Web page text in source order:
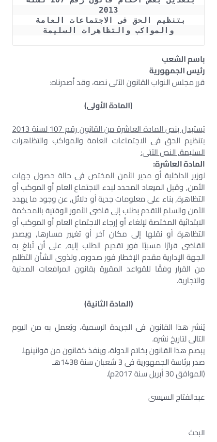
2013
والمواكب والتظاهرات السليمة
باسم الشعب
رئيس الجمهورية
قرر مجلس النواب القانون الآتى نصه، وقد أصدرناه:
(المادة الأولى)
يُستبدل بنص المادة العاشرة من القانون رقم 107 لسنة 2013
بتنظيم الحق فى الاجتماعات العامة والمواكب والتظاهرات
السليمة, النص الآتى:
المادة العاشرة:
لوزير الداخلية أو مدير الأمن المختص فى حالة حصول جهات
الأمن, وقبل الميعاد المحدد لبدء الاجتماع العام أو الموكب أو
التظاهرة, بناء على معلومات جدية أو دلائل, عن وجود ما يهدد
الأمن والسلم التقدم بطلب إلى قاضى الأمور الوقتية بالمحكمة
الابتدائية المختصة لإلغاء أو إرجاء الاجتماع العام أو الموكب أو
التظاهرة أو نقلها إلى مكان آخر أو تغيير مسارها, ويصدر
القاضى قرارًا مسببًا فور تقديم الطلب إليه, على أن تُبلغ به
الجهة الإدارية مقدم الإخطار فور صدوره, ولذوى الشأن التظلم
من القرار وفقًا للقواعد المقررة بقانون المرافعات المدنية
والتجارية.
(المادة الثانية)
يُنشر هذا القانون فى الجريدة الرسمية، ويُعمل به من اليوم
التالى لتاريخ نشره.
يبصم هذا القانون بخاتم الدولة، وينفذ كقانون من قوانينها.
صدر برئاسة الجمهورية فى 3 شعبان سنة 1438هـ
(الموافق 30 أبريل سنة 2017م).
عبدالفتاح السيسى
البحث